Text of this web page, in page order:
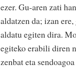
ezer. Gu-aren zati
aldatzen da; izan
aldatu egiten dira.
egiteko erabili diren
zenbat eta